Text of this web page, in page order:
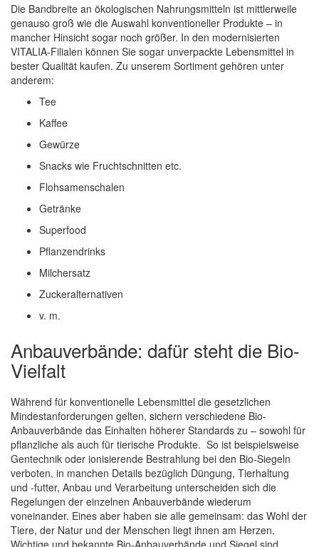
Die Bandbreite an ökologischen Nahrungsmitteln ist mittlerweile
genauso groß wie die Auswahl konventioneller Produkte – in
mancher Hinsicht sogar noch größer. In den modernisierten
VITALIA-Filialen können Sie sogar unverpackte Lebensmittel in
bester Qualität kaufen. Zu unserem Sortiment gehören unter
anderem:
Tee
Kaffee
Gewürze
Snacks wie Fruchtschnitten etc.
Flohsamenschalen
Getränke
Superfood
Pflanzendrinks
Milchersatz
Zuckeralternativen
v. m.
Anbauverbände: dafür steht die Bio-
Vielfalt
Während für konventionelle Lebensmittel die gesetzlichen
Mindestanforderungen gelten, sichern verschiedene Bio-
Anbauverbände das Einhalten höherer Standards zu – sowohl für
pflanzliche als auch für tierische Produkte. So ist beispielsweise
Gentechnik oder ionisierende Bestrahlung bei den Bio-Siegeln
verboten, in manchen Details bezüglich Düngung, Tierhaltung
und -futter, Anbau und Verarbeitung unterscheiden sich die
Regelungen der einzelnen Anbauverbände wiederum
voneinander. Eines aber haben sie alle gemeinsam: das Wohl der
Tiere, der Natur und der Menschen liegt ihnen am Herzen.
Wichtige und bekannte Bio-Anbauverbände und Siegel sind